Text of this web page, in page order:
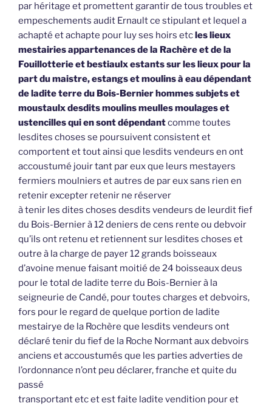
par héritage et promettent garantir de tous troubles et
empeschements audit Ernault ce stipulant et lequel a
achapté et achapte pour luy ses hoirs etc les lieux
mestairies appartenances de la Rachère et de la
Fouillotterie et bestiaulx estants sur les lieux pour la
part du maistre, estangs et moulins à eau dépendant
de ladite terre du Bois-Bernier hommes subjets et
moustaulx desdits moulins meulles moulages et
ustencilles qui en sont dépendantcomme toutes
lesdites choses se poursuivent consistent et
comportent et tout ainsi que lesdits vendeurs en ont
accoustumé jouir tant par eux que leurs mestayers
fermiers moulniers et autres de par eux sans rien en
retenir excepter retenir ne réserver
à tenir les dites choses desdits vendeurs de leurdit fief
du Bois-Bernier à 12 deniers de cens rente ou debvoir
qu’ils ont retenu et retiennent sur lesdites choses et
outre à la charge de payer 12 grands boisseaux
d’avoine menue faisant moitié de 24 boisseaux deus
pour le total de ladite terre du Bois-Bernier à la
seigneurie de Candé, pour toutes charges et debvoirs,
fors pour le regard de quelque portion de ladite
mestairye de la Rochère que lesdits vendeurs ont
déclaré tenir du fief de la Roche Normant aux debvoirs
anciens et accoustumés que les parties adverties de
l’ordonnance n’ont peu déclarer, franche et quite du
passé
transportant etc et est faite ladite vendition pour et